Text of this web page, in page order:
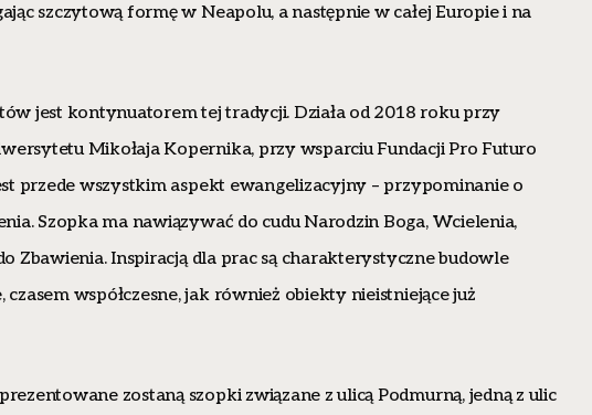
szczytową formę w Neapolu, a następnie w całej Europie i na
jest kontynuatorem tej tradycji. Działa od 2018 roku przy
Mikołaja Kopernika, przy wsparciu Fundacji Pro Futuro
przede wszystkim aspekt ewangelizacyjny – przypominanie o
Szopka ma nawiązywać do cudu Narodzin Boga, Wcielenia,
Zbawienia. Inspiracją dla prac są charakterystyczne budowle
współczesne, jak również obiekty nieistniejące już
zostaną szopki związane z ulicą Podmurną, jedną z ulic